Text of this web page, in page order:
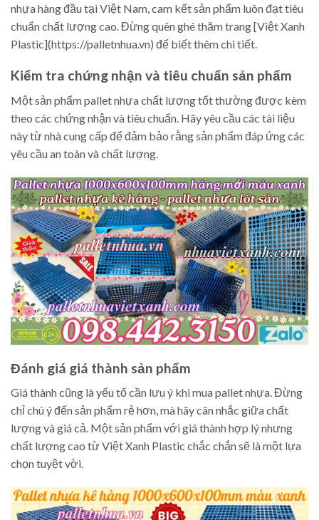
nhựa hàng đầu tại Việt Nam, cam kết sản phẩm luôn đạt tiêu
chuẩn chất lượng cao. Đừng quên ghé thăm trang [Việt Xanh
Plastic](https://palletnhua.vn) để biết thêm chi tiết.
Kiểm tra chứng nhận và tiêu chuẩn sản phẩm
Một sản phẩm pallet nhựa chất lượng tốt thường được kèm
theo các chứng nhận và tiêu chuẩn. Hãy yêu cầu các tài liệu
này từ nhà cung cấp để đảm bảo rằng sản phẩm đáp ứng các
yêu cầu an toàn và chất lượng.
Đánh giá giá thành sản phẩm
Giá thành cũng là yếu tố cần lưu ý khi mua pallet nhựa. Đừng
chỉ chú ý đến sản phẩm rẻ hơn, mà hãy cân nhắc giữa chất
lượng và giá cả. Một sản phẩm với giá thành hợp lý nhưng
chất lượng cao từ Việt Xanh Plastic chắc chắn sẽ là một lựa
chọn tuyệt vời.